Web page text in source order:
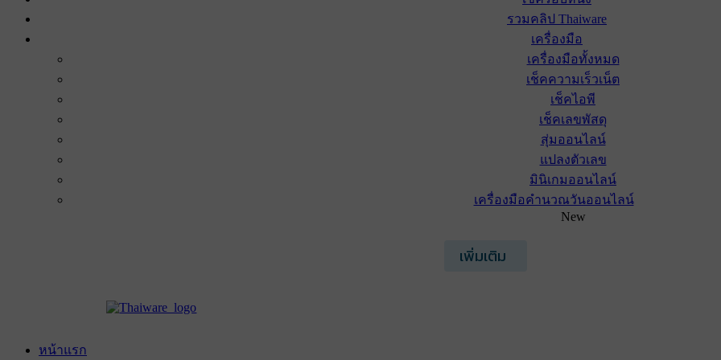
รวมคลิป Thaiware
เครื่องมือ
เครื่องมือทั้งหมด
เช็คความเร็วเน็ต
เช็คไอพี
เช็คเลขพัสดุ
สุ่มออนไลน์
แปลงตัวเลข
มินิเกมออนไลน์
เครื่องมือคำนวณวันออนไลน์
New
เพิ่มเติม
หน้าแรก